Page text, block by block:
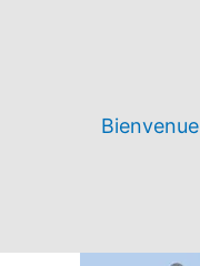
Bienvenue